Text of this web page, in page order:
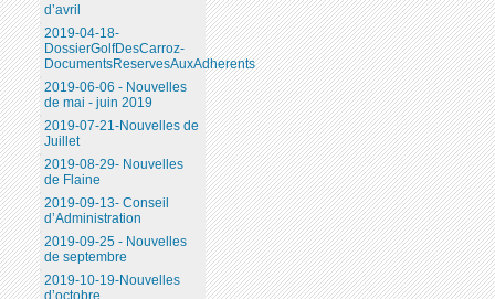
d’avril
2019-04-18-
DossierGolfDesCarroz-
DocumentsReservesAuxAdherents
2019-06-06 - Nouvelles
de mai - juin 2019
2019-07-21-Nouvelles de
Juillet
2019-08-29- Nouvelles
de Flaine
2019-09-13- Conseil
d’Administration
2019-09-25 - Nouvelles
de septembre
2019-10-19-Nouvelles